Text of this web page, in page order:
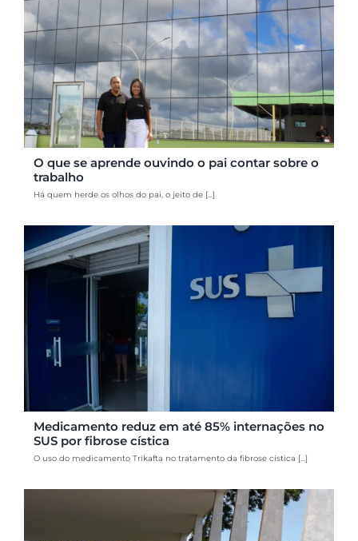
O que se aprende ouvindo o pai contar sobre o
trabalho
Há quem herde os olhos do pai, o jeito de [...]
Medicamento reduz em até 85% internações no
SUS por fibrose cística
O uso do medicamento Trikafta no tratamento da fibrose cística [...]